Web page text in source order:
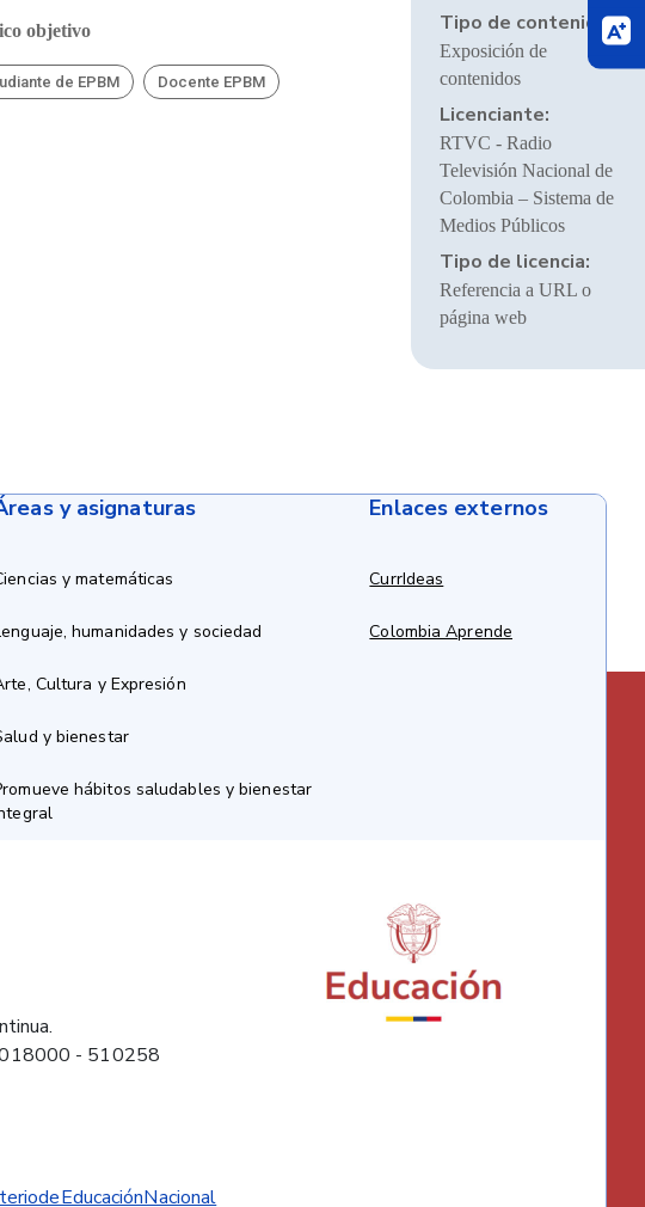
objetivo
de EPBM Docente EPBM
Tipo de contenido:
Exposición de
contenidos
Licenciante:
RTVC - Radio
Televisión Nacional de
Colombia – Sistema de
Medios Públicos
Tipo de licencia:
Referencia a URL o
página web
y asignaturas
y matemáticas
humanidades y sociedad
Cultura y Expresión
y bienestar
hábitos saludables y bienestar
Enlaces externos
CurrIdeas
Colombia Aprende
- 510258